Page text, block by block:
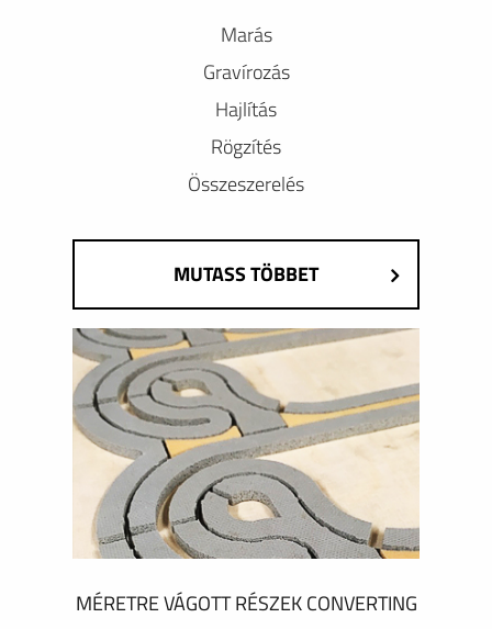
Marás
Gravírozás
Hajlítás
Rögzítés
Összeszerelés
MUTASS TÖBBET
MÉRETRE VÁGOTT RÉSZEK CONVERTING